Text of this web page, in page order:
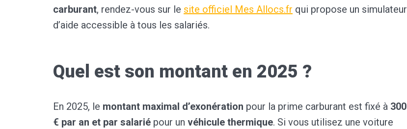
carburant, rendez-vous sur le site officiel Mes Allocs.fr qui propose un simulateur
d’aide accessible à tous les salariés.
Quel est son montant en 2025 ?
En 2025, le montant maximal d’exonération pour la prime carburant est fixé à 300
€ par an et par salarié pour un véhicule thermique. Si vous utilisez une voiture